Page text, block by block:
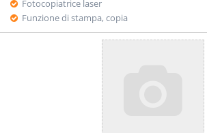
Fotocopiatrice laser
Funzione di stampa, copia